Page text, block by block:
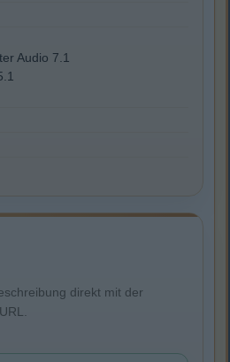
Audio 7.1
direkt mit der